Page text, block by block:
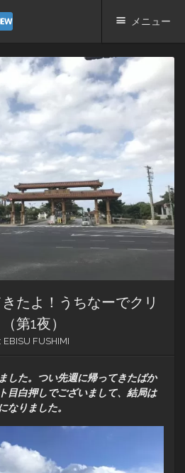
メニュー
たよ！うちなーでクリ
第1夜）
EBISU FUSHIMI
した。つい先週に帰ってきたばか
目白押しでございまして、結局は
なりました。